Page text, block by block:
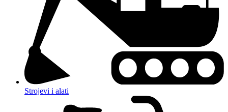
Strojevi i alati